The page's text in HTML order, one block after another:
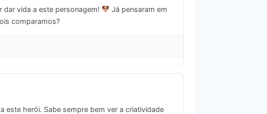
dar vida a este personagem!
Já pensaram em
comparamos?
este herói. Sabe sempre bem ver a criatividade